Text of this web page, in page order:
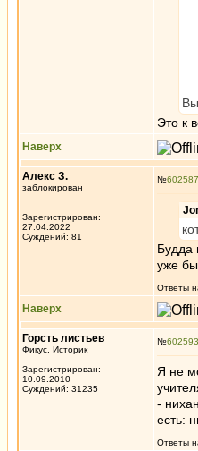
Это к
Наверх
Алекс З.
заблокирован
Зарегистрирован:
27.04.2022
Суждений: 81
№602587
Будда
уже
Ответы
Наверх
Горсть листьев
Фикус, Историк
Зарегистрирован:
10.09.2010
Суждений: 31235
№602593
Я не
-
есть:
Ответы